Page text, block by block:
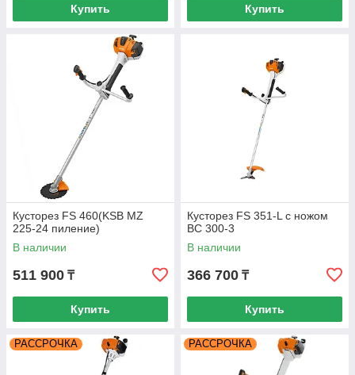
Купить Купить
Кусторез FS 460(KSB MZ
225-24 пиление)
В наличии
511 900 ₸
Купить
Кусторез FS 351-L с ножом
BC 300-3
В наличии
366 700 ₸
Купить
РАССРОЧКА РАССРОЧКА